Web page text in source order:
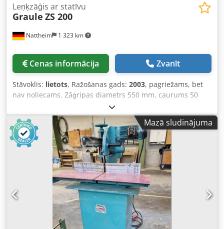
Nattheim 1 323 km
Leņķzāģis ar statīvu
Graule ZS 200
Cenas informācija Zvanīt
Stāvoklis: lietots, Ražošanas gads: 2003, pagriežams, bet
nav noliecams. Zāģripas diametrs 550 mm, caurums 50
mm, apgriezieni 2800 apgr./min, motors ar bremzi 3,0 kW.
Griešanas platums pie 90° — 420 mm, pie 45° pagriešanas
— 295 mm, griešanas augstums pie 90° — 200 mm, svars
apmēram 330 kg. Noliktavas atrašanās vieta: Nattheim
Crodezd Tikepfx Ab Rsf
Mazā sludinājuma